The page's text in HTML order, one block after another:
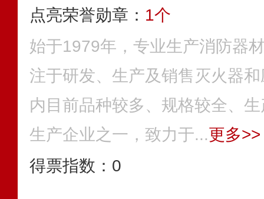
点亮荣誉勋章： 1个
始于1979年，专业生产消防器
注于研发、生产及销售灭火器
内目前品种较多、规格较全、
生产企业之一，致力于...更多>>
得票指数： 0